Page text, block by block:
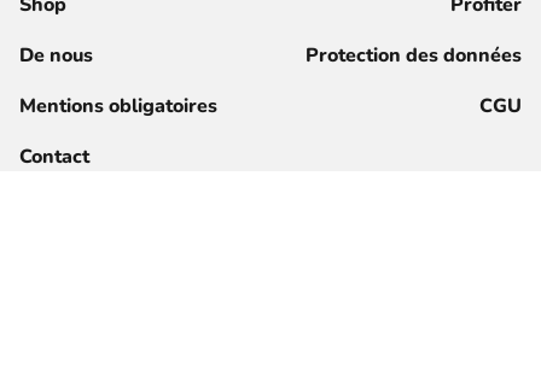
De nous
Protection des données
Mentions obligatoires
CGU
Contact